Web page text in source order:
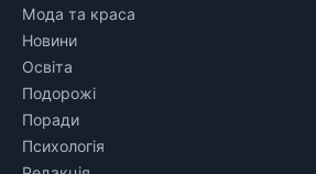
Мода та краса
Новини
Освіта
Подорожі
Поради
Психологія